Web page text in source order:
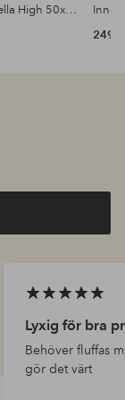
Innerkudde Stella High 50x60 cm
249
Lyxig för bra
Behöver fluffas
gör det värt